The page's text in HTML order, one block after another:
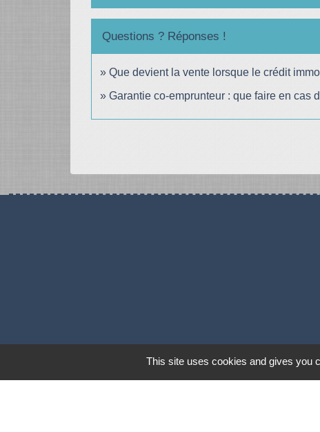
Questions ? Réponses !
Que devient la vente lorsque le crédit
Garantie co-emprunteur : que faire en cas
This site uses cookies and gives you